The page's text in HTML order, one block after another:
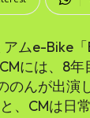
ムe-Bike「
には、8年
のんが出演
、CMは日